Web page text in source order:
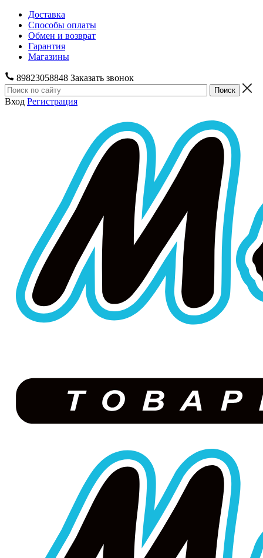
Доставка
Способы оплаты
Обмен и возврат
Гарантия
Магазины
89823058848 Заказать звонок
Вход Регистрация